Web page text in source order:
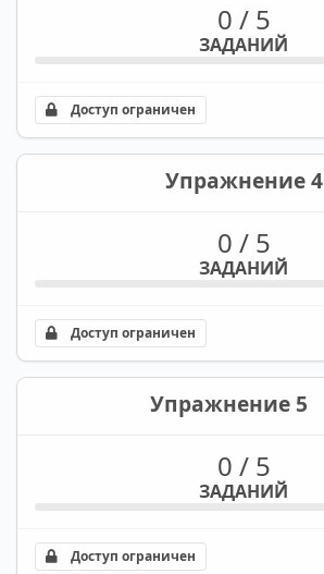
0 / 5
ЗАДАНИЙ
Доступ ограничен
Упражнение 4
0 / 5
ЗАДАНИЙ
Доступ ограничен
Упражнение 5
0 / 5
ЗАДАНИЙ
Доступ ограничен